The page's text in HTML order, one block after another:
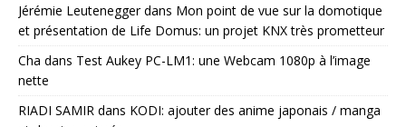
Jérémie Leuteneggerdans Mon point de vue sur la domotique
et présentation de Life Domus: un projet KNX très prometteur
Cha dans Test Aukey PC-LM1: une Webcam 1080p à l’image
nette
RIADI SAMIR dans KODI: ajouter des anime japonais / manga